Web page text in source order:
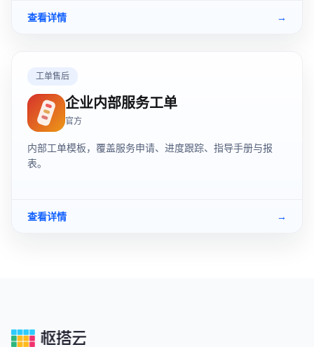
查看详情 →
工单售后
企业内部服务工单
官方
内部工单模板，覆盖服务申请、进度跟踪、指导手册与报
表。
查看详情 →